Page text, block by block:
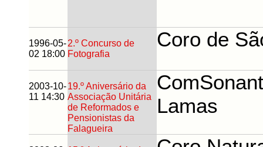
1996-05-
02 18:00
2.º Concurso de
Fotografia
Coro de
2003-10-
11 14:30
19.º Aniversário da
Associação Unitária
de Reformados e
Pensionistas da
Falagueira
Lamas